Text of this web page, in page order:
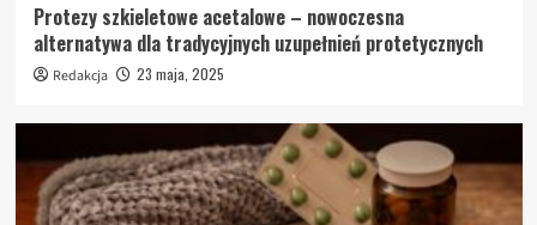
Protezy szkieletowe acetalowe – nowoczesna
alternatywa dla tradycyjnych uzupełnień protetycznych
Redakcja 23 maja, 2025